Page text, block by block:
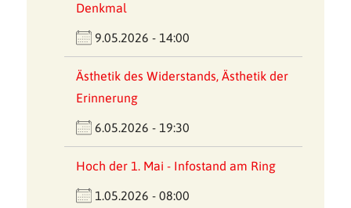
Denkmal
9.05.2026 - 14:00
Ästhetik des Widerstands, Ästhetik der
Erinnerung
6.05.2026 - 19:30
Hoch der 1. Mai - Infostand am Ring
1.05.2026 - 08:00